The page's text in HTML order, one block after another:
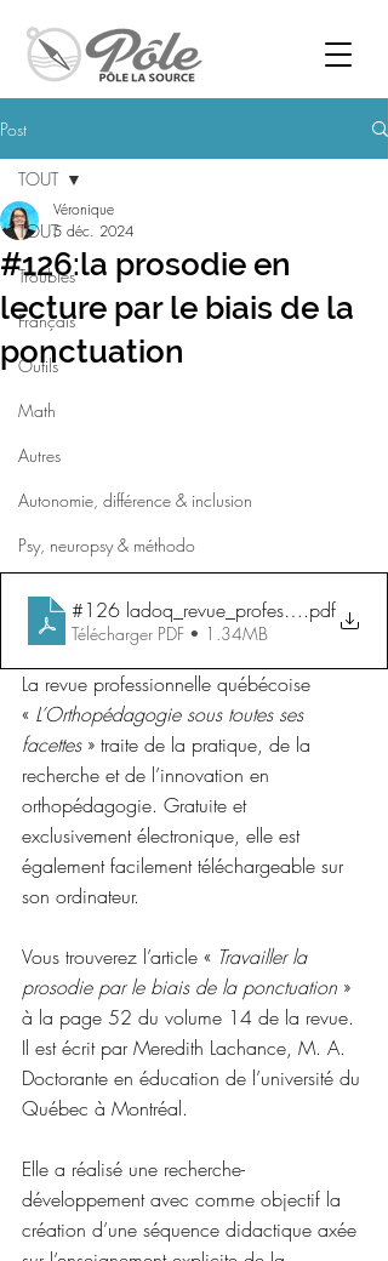
Post
TOUT
Troubles
Français
Outils
Math
Autres
Autonomie, différence & inclusion
Psy, neuropsy & méthodo
TOUT
#126:la prosodie en
lecture par le biais de la
ponctuation
Véronique
5 déc. 2024
#126 .pdf
Télécharger PDF • 1.34MB
La revue professionnelle québécoise
« L’Orthopédagogie sous toutes ses
facettes » traite de la pratique, de la
recherche et de l’innovation en
orthopédagogie. Gratuite et
exclusivement électronique, elle est
également facilement téléchargeable sur
son ordinateur.
Vous trouverez l’article « Travailler la
prosodie par le biais de la ponctuation »
à la page 52 du volume 14 de la revue.
Il est écrit par Meredith Lachance, M. A.
Doctorante en éducation de l’université du
Québec à Montréal.
Elle a réalisé une recherche-
développement avec comme objectif la
création d’une séquence didactique axée